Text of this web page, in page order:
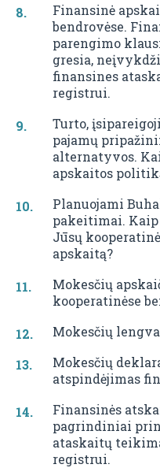
Finansinė
bendrovėse.
parengimo
gresia,
finansines
registrui.
Turto,
pajamų
alternatyvos.
apskaitos
Planuojami
pakeitimai.
Jūsų
apskaitą?
Mokesčių
kooperatinėse
Mokesčių
Mokesčių
atspindėjimas
Finansinės
pagrindiniai
ataskaitų
registrui.